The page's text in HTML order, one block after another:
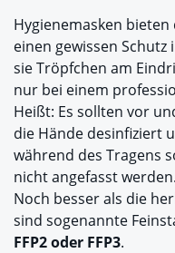
Hygienemasken
einen gewissen
sie Tröpfchen am
nur bei einem
Heißt: Es sollten vor
die Hände desinfiziert
während des Tragens
nicht angefasst werden.
Noch besser als die
sind sogenannte
FFP2 oder FFP3.